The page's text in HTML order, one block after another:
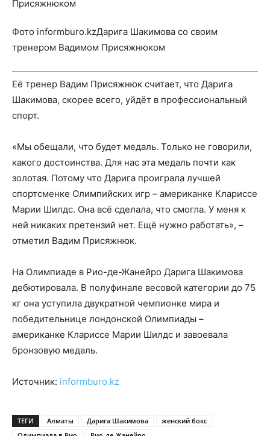
Фото informburo.kzДарига Шакимова со своим
тренером Вадимом Присяжнюком
Её тренер Вадим Присяжнюк считает, что Дарига
Шакимова, скорее всего, уйдёт в профессиональный
спорт.
«Мы обещали, что будет медаль. Только не говорили,
какого достоинства. Для нас эта медаль почти как
золотая. Потому что Дарига проиграла лучшей
спортсменке Олимпийских игр – американке Клариссе
Марии Шилдс. Она всё сделала, что смогла. У меня к
ней никаких претензий нет. Ещё нужно работать», –
отметил Вадим Присяжнюк.
На Олимпиаде в Рио-де-Жанейро Дарига Шакимова
дебютировала. В полуфинале весовой категории до 75
кг она уступила двукратной чемпионке мира и
победительнице лондонской Олимпиады –
американке Клариссе Марии Шилдс и завоевала
бронзовую медаль.
Источник: informburo.kz
ТЕГИ Алматы Дарига Шакимова
женский бокс